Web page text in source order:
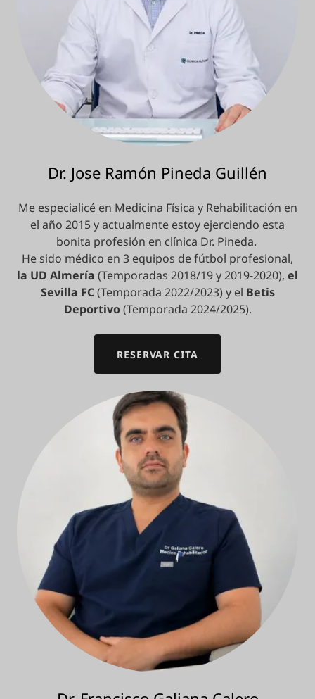
Dr. Jose Ramón Pineda Guillén
Me especialicé en Medicina Física y Rehabilitación en
el año 2015 y actualmente estoy ejerciendo esta
bonita profesión en clínica Dr. Pineda.
He sido médico en 3 equipos de fútbol profesional,
la UD Almería (Temporadas 2018/19 y 2019-2020), el
Sevilla FC(Temporada 2022/2023) y el Betis
Deportivo(Temporada 2024/2025).
RESERVAR CITA